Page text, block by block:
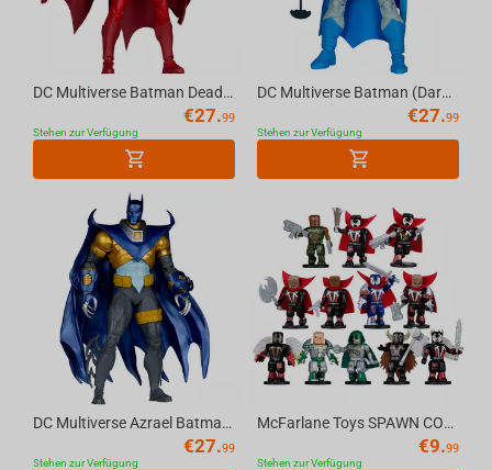
DC Multiverse Batman Deadman (Knight Terrors) 7in Action Figure McFarlane Toys
€27.99
Stehen zur Verfügung
DC Multiverse Batman (Dark Knight Returns) 7in Action Figure McFarlane Toys
€27.99
Stehen zur Verfügung
DC Multiverse Azrael Batman Armor (Detective Comics #667) 7in Action Figure McFarlane...
€27.99
Stehen zur Verfügung
McFarlane Toys SPAWN CONSTRUCTION FIGURE Blind Bag
€9.99
Stehen zur Verfügung